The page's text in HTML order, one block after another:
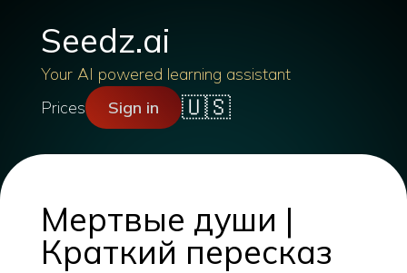
Seedz.ai
Your AI powered learning assistant
Prices
Sign in 🇺🇸
Мертвые души |
Краткий пересказ